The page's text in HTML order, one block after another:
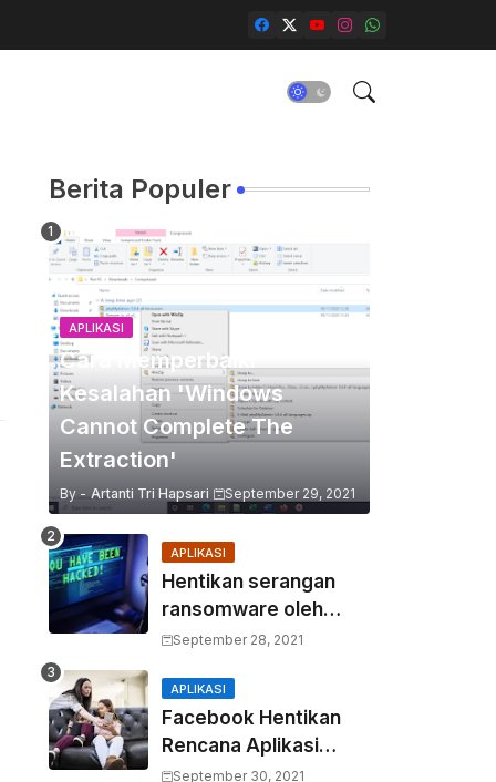
Berita Populer
APLIKASI
Cara Memperbaiki
Kesalahan 'Windows
Cannot Complete The
Extraction'
By - Artanti Tri Hapsari September 29, 2021
APLIKASI
Hentikan serangan
ransomware oleh
hacker! Berikut adalah
September 28, 2021
APLIKASI
Facebook Hentikan
Rencana Aplikasi
Instagram Kids
September 30, 2021